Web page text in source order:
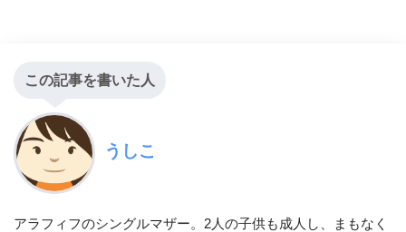
この記事を書いた人
うしこ
アラフィフのシングルマザー。2人の子供も成人し、まもなく